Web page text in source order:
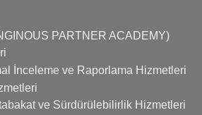
PARTNER ACADEMY)
İnceleme ve Raporlama Hizmetleri
ve Sürdürülebilirlik Hizmetleri